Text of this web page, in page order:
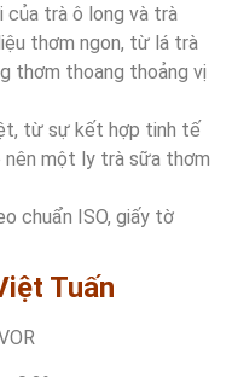
của trà ô long và trà
thơm ngon, từ lá trà
thơm thoang thoảng vị
từ sự kết hợp tinh tế
một ly trà sữa thơm
chuẩn ISO, giấy tờ
Tuấn